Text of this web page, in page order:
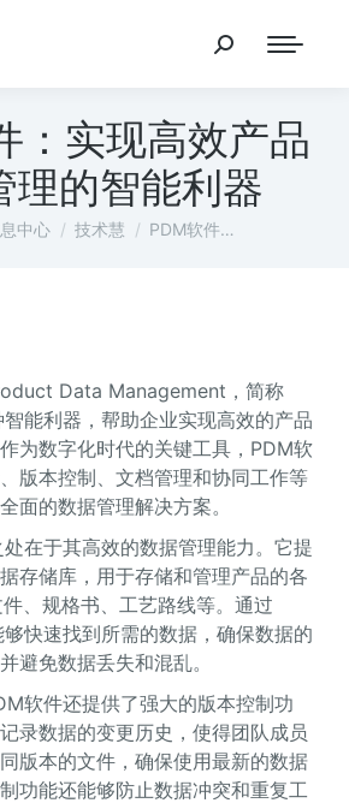
：实现高效产品
理的智能利器
中心 技术慧 PDM软件…
Data Management，简称
能利器，帮助企业实现高效的产品
为数字化时代的关键工具，PDM软
版本控制、文档管理和协同工作等
面的数据管理解决方案。
在于其高效的数据管理能力。它提
存储库，用于存储和管理产品的各
、规格书、工艺路线等。通过
快速找到所需的数据，确保数据的
避免数据丢失和混乱。
软件还提供了强大的版本控制功
录数据的变更历史，使得团队成员
版本的文件，确保使用最新的数据
功能还能够防止数据冲突和重复工